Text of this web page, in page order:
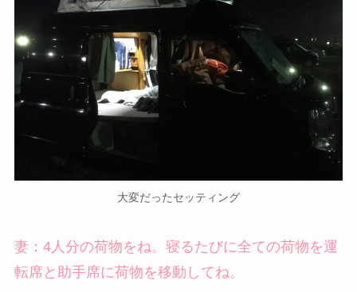
大変だったセッティング
妻：4人分の荷物をね。寝るたびに全ての荷物を運
転席と助手席に荷物を移動してね。